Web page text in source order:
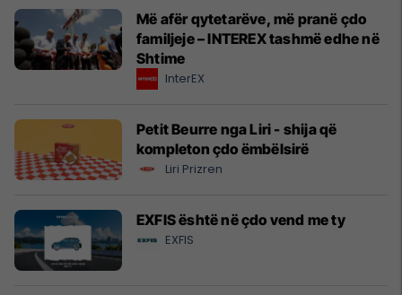
Më afër qytetarëve, më pranë çdo
familjeje – INTEREX tashmë edhe në
Shtime
InterEX
Petit Beurre nga Liri - shija që
kompleton çdo ëmbëlsirë
Liri Prizren
EXFIS është në çdo vend me ty
EXFIS